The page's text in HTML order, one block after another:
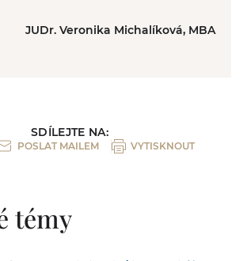
JUDr. Veronika Michalíková, MBA
SDÍLEJTE NA:
POSLAT MAILEM VYTISKNOUT
témy